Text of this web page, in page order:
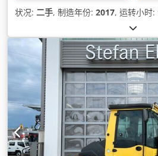
状况: 二手, 制造年份: 2017, 运转小时: